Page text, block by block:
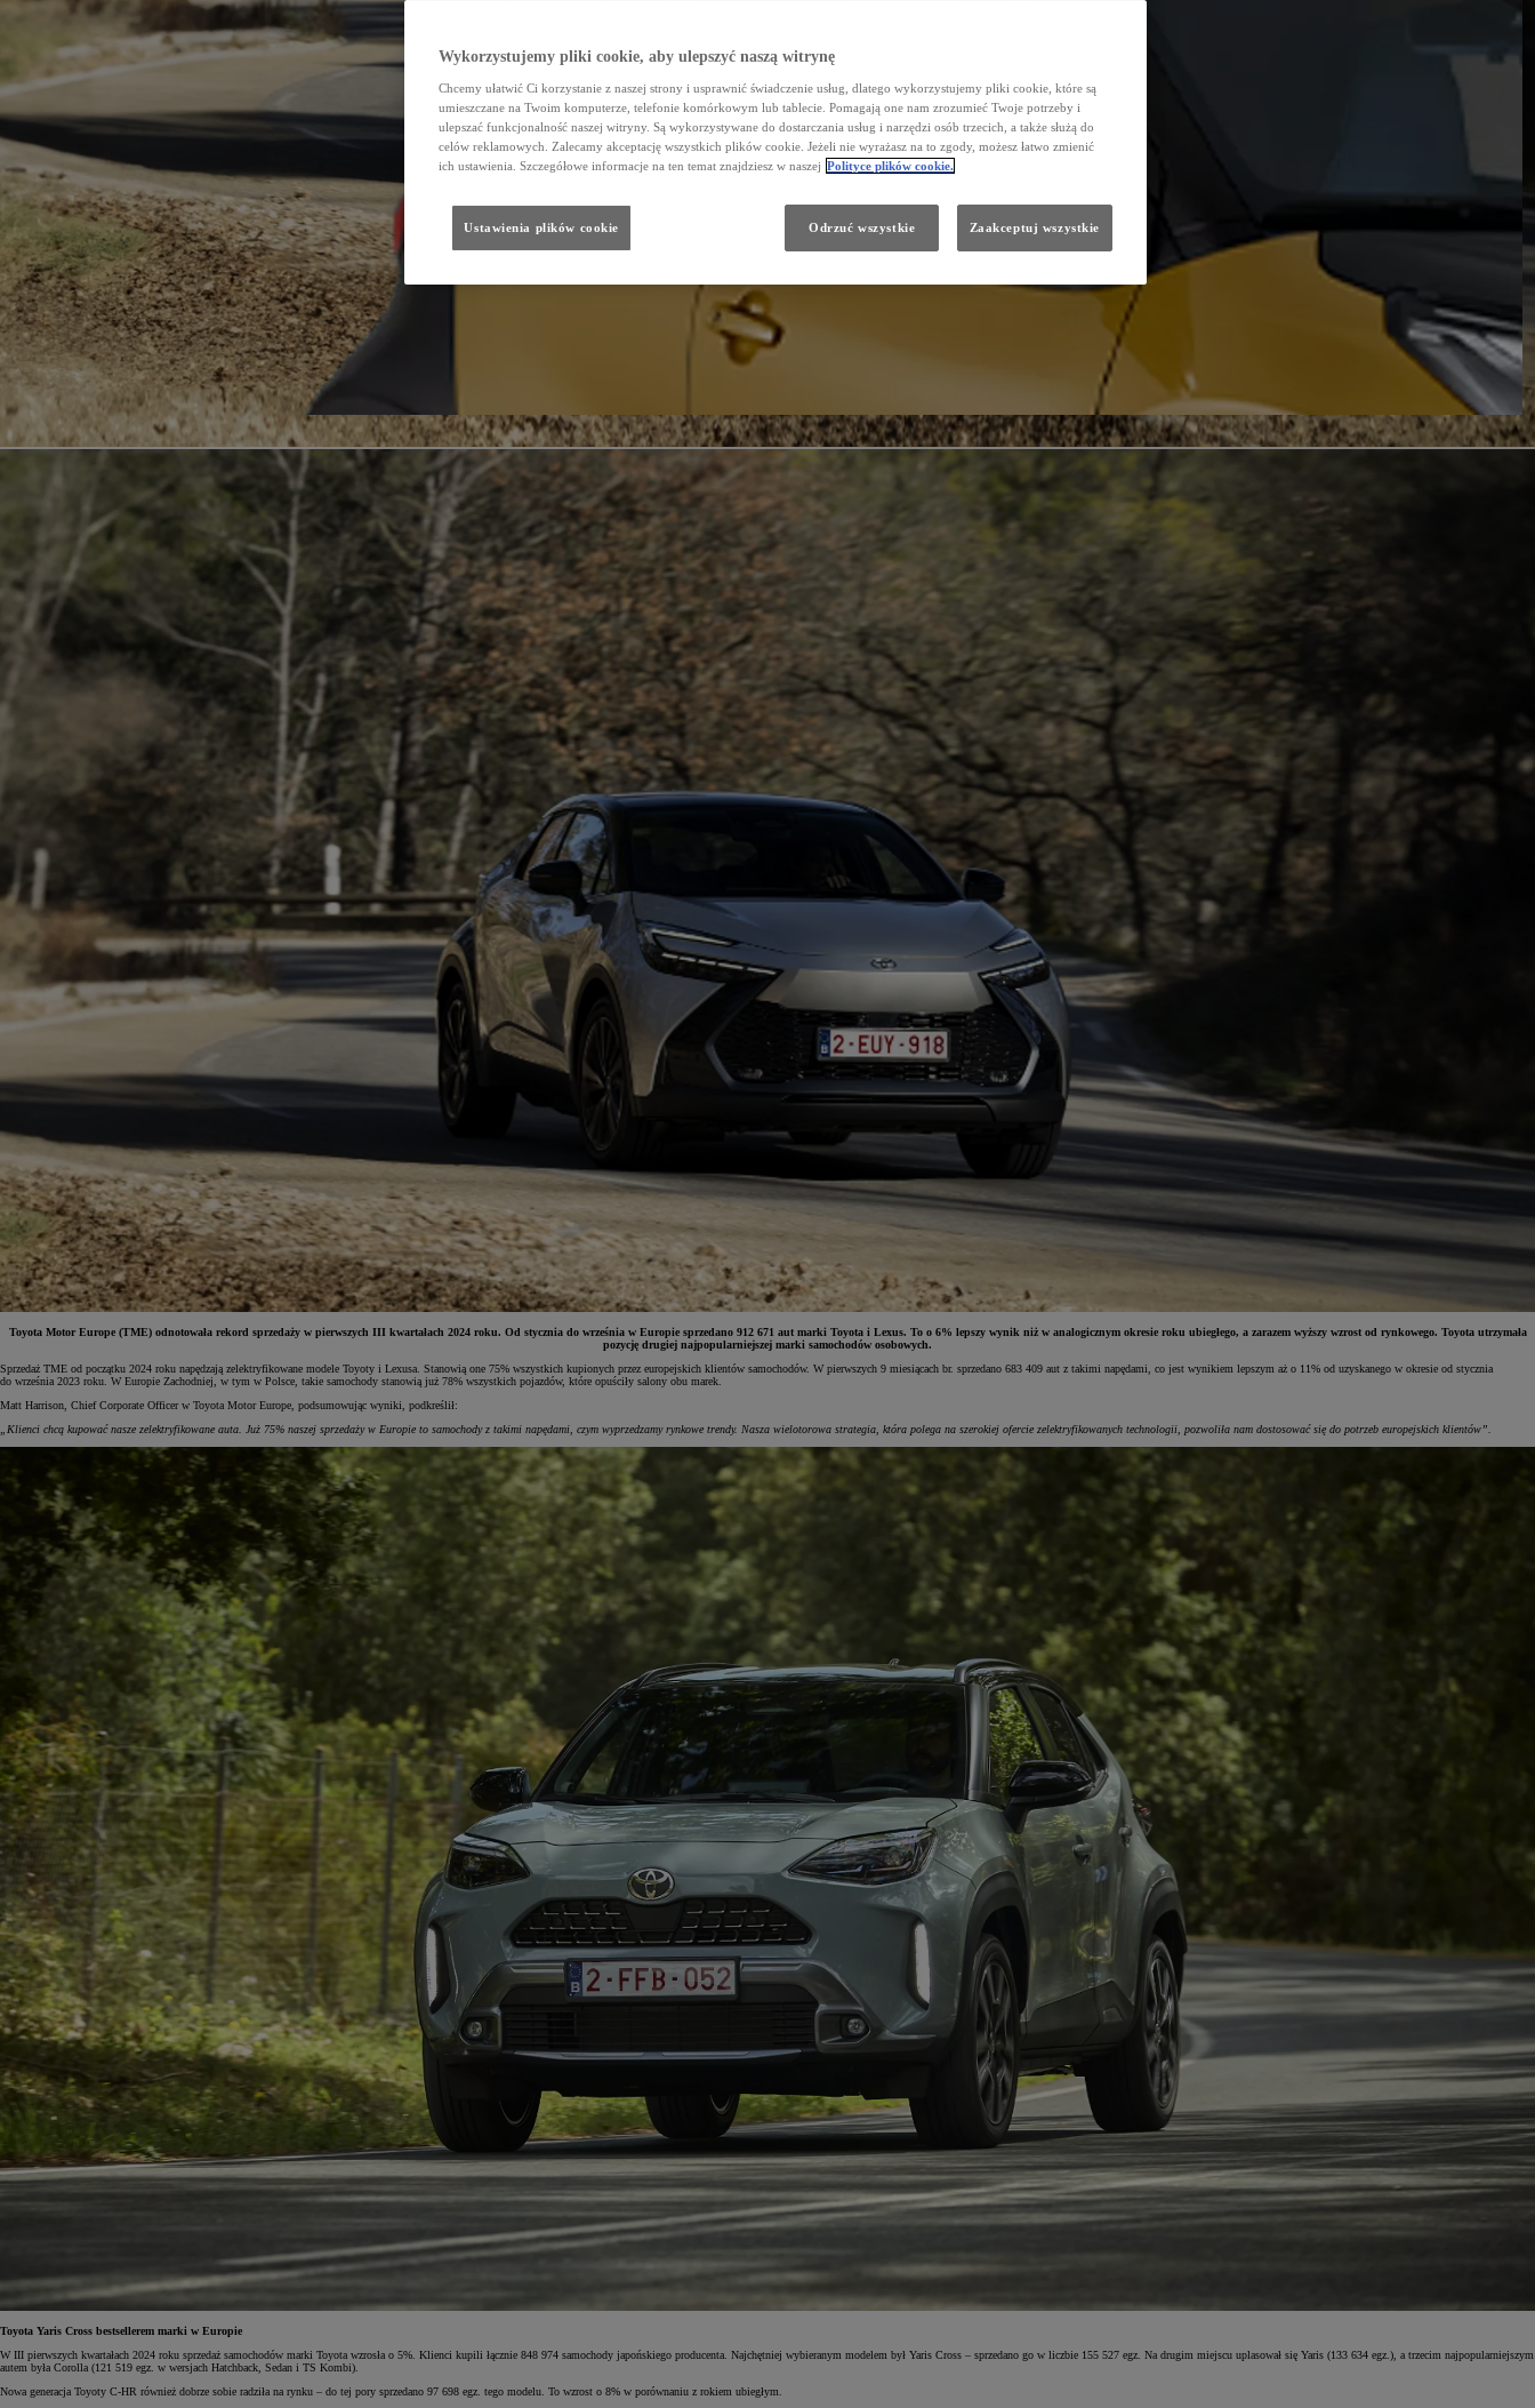
Od81 900 zł
Yaris Cross
HYBRID
Toyota Motor Europe (TME) odnotowała rekord sprzedaży w pierwszych III kwartałach 2024 roku. Od stycznia do września w Europie sprzedano 912 671 aut marki Toyota i Lexus. To o 6% lepszy wynik niż w analogicznym okresie roku ubiegłego, a zarazem wyższy wzrost od rynkowego. Toyota utrzymała
pozycję drugiej najpopularniejszej marki samochodów osobowych.
Sprzedaż TME od początku 2024 roku napędzają zelektryfikowane modele Toyoty i Lexusa. Stanowią one 75% wszystkich kupionych przez europejskich klientów samochodów. W pierwszych 9 miesiącach br. sprzedano 683 409 aut z takimi napędami, co jest wynikiem lepszym aż o 11% od uzyskanego w okresie od stycznia
do września 2023 roku. W Europie Zachodniej, w tym w Polsce, takie samochody stanowią już 78% wszystkich pojazdów, które opuściły salony obu marek.
Matt Harrison, Chief Corporate Officer w Toyota Motor Europe, podsumowując wyniki, podkreślił:
„Klienci chcą kupować nasze zelektryfikowane auta. Już 75% naszej sprzedaży w Europie to samochody z takimi napędami, czym wyprzedzamy rynkowe trendy. Nasza wielotorowa strategia, która polega na szerokiej ofercie zelektryfikowanych technologii, pozwoliła nam dostosować się do potrzeb europejskich klientów”.
Toyota Yaris Cross bestsellerem marki w Europie
W III pierwszych kwartałach 2024 roku sprzedaż samochodów marki Toyota wzrosła o 5%. Klienci kupili łącznie 848 974 samochody japońskiego producenta. Najchętniej wybieranym modelem był Yaris Cross – sprzedano go w liczbie 155 527 egz. Na drugim miejscu uplasował się Yaris (133 634 egz.), a trzecim najpopularniejszym
autem była Corolla (121 519 egz. w wersjach Hatchback, Sedan i TS Kombi).
Nowa generacja Toyoty C-HR również dobrze sobie radziła na rynku – do tej pory sprzedano 97 698 egz. tego modelu. To wzrost o 8% w porównaniu z rokiem ubiegłym.
Wykorzystujemy pliki cookie, aby ulepszyć naszą witrynę
Chcemy ułatwić Ci korzystanie z naszej strony i usprawnić świadczenie usług, dlatego wykorzystujemy pliki cookie, które są
umieszczane na Twoim komputerze, telefonie komórkowym lub tablecie. Pomagają one nam zrozumieć Twoje potrzeby i
ulepszać funkcjonalność naszej witryny. Są wykorzystywane do dostarczania usług i narzędzi osób trzecich, a także służą do
celów reklamowych. Zalecamy akceptację wszystkich plików cookie. Jeżeli nie wyrażasz na to zgody, możesz łatwo zmienić
ich ustawienia. Szczegółowe informacje na ten temat znajdziesz w naszej Polityce plików cookie.
Ustawienia plików cookie Odrzuć wszystkie Zaakceptuj wszystkie